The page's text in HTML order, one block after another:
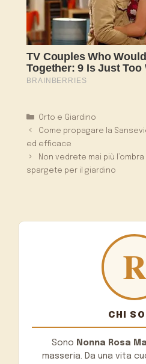
Categorie
Orto e Giardino
Come propagare la
ed efficace
Non vedrete mai più
spargete per il giardino
CHI
Sono Nonna Rosa
masseria. Da una vita